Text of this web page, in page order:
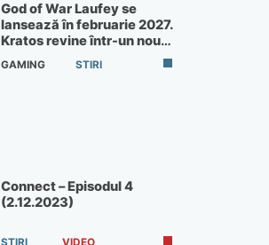
God of War Laufey se
lansează în februarie 2027.
Kratos revine într-un nou
God of War
GAMING STIRI
Connect – Episodul 4
(2.12.2023)
STIRI VIDEO